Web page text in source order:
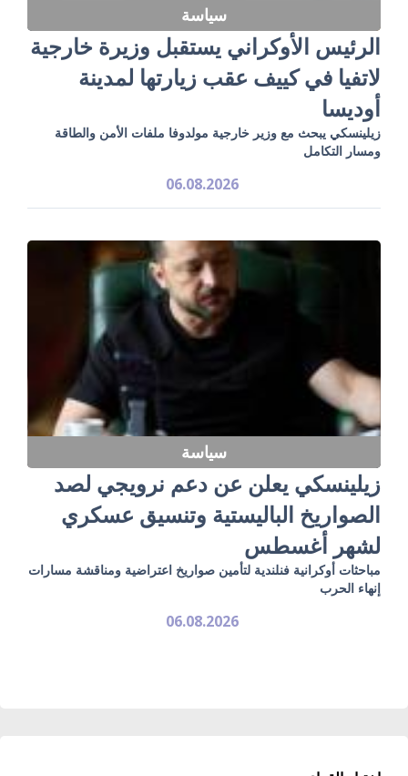
سياسة
الرئيس الأوكراني يستقبل وزيرة خارجية
لاتفيا في كييف عقب زيارتها لمدينة
أوديسا
زيلينسكي يبحث مع وزير خارجية مولدوفا ملفات الأمن والطاقة
ومسار التكامل
06.08.2026
سياسة
زيلينسكي يعلن عن دعم نرويجي لصد
الصواريخ الباليستية وتنسيق عسكري
لشهر أغسطس
مباحثات أوكرانية فنلندية لتأمين صواريخ اعتراضية ومناقشة مسارات
إنهاء الحرب
06.08.2026